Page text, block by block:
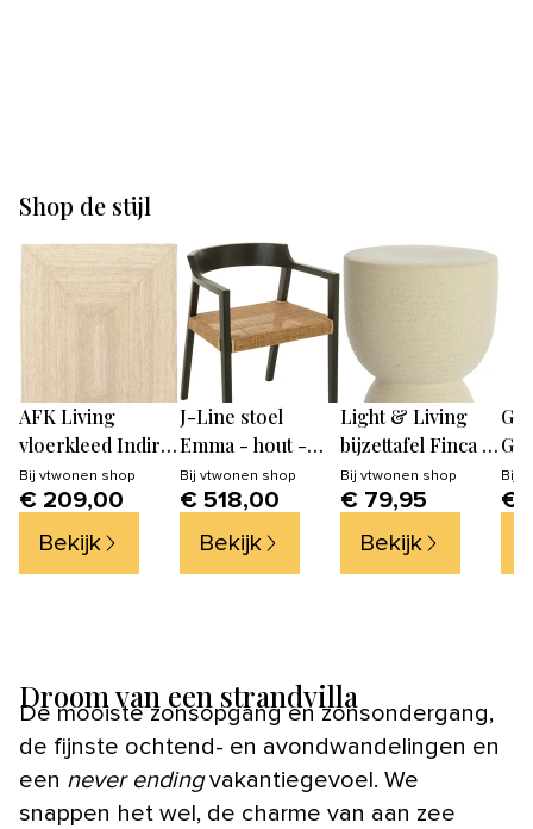
Shop de stijl
AFK Living
vloerkleed Indira
- handgemaakt -
Jute - 160 x 230
cm
Bij vtwonen shop
€ 209,00
Bekijk
J-Line stoel
Emma - hout -
zwart/bruin
Bij vtwonen shop
€ 518,00
Bekijk
Light & Living
bijzettafel Finca -
wit - Ø28.5cm
Bij vtwonen shop
€ 79,95
Bekijk
-
Bij
€
Droom van een strandvilla
De mooiste zonsopgang en zonsondergang,
de fijnste ochtend- en avondwandelingen en
een never endingvakantiegevoel. We
snappen het wel, de charme van aan zee